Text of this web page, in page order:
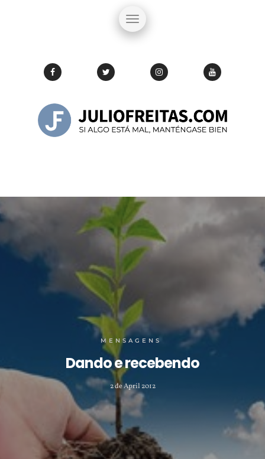
MENSAGENS
Dando e recebendo
2 de April 2012